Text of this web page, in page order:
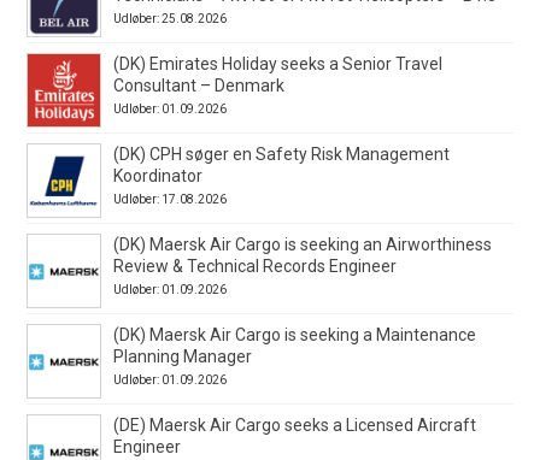
Udløber: 25.08.2026
(DK) Emirates Holiday seeks a Senior Travel
Consultant – Denmark
Udløber: 01.09.2026
(DK) CPH søger en Safety Risk Management
Koordinator
Udløber: 17.08.2026
(DK) Maersk Air Cargo is seeking an Airworthiness
Review & Technical Records Engineer
Udløber: 01.09.2026
(DK) Maersk Air Cargo is seeking a Maintenance
Planning Manager
Udløber: 01.09.2026
(DE) Maersk Air Cargo seeks a Licensed Aircraft
Engineer